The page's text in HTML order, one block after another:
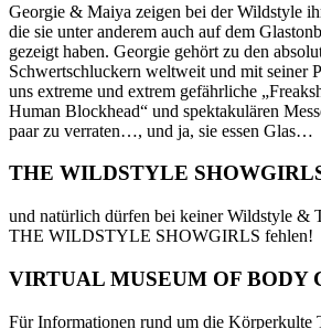
Georgie & Maiya zeigen bei der Wildstyle
die sie unter anderem auch auf dem
gezeigt haben. Georgie gehört zu den
Schwertschluckern weltweit und mit seiner
uns extreme und extrem gefährliche
Human Blockhead“ und spektakulären
paar zu verraten…, und ja, sie essen Glas…
THE WILDSTYLE
und natürlich dürfen bei keiner Wildstyle &
THE WILDSTYLE SHOWGIRLS fehlen!
VIRTUAL MUSEUM OF BODY
Für Informationen rund um die Körperkulte